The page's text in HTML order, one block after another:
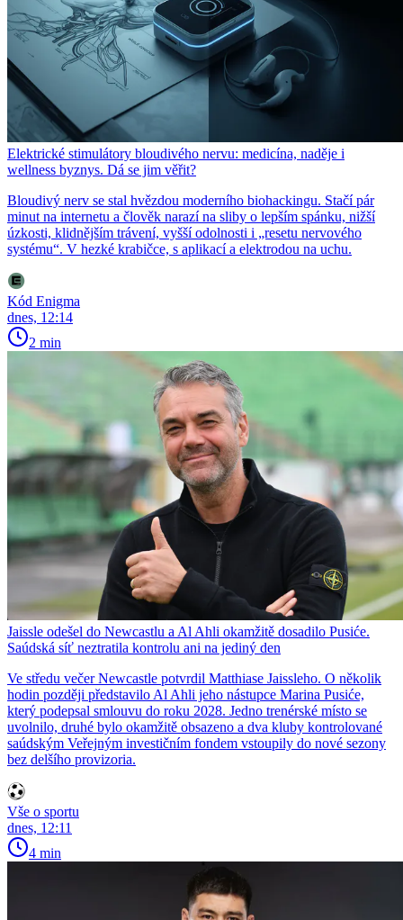
Elektrické stimulátory bloudivého nervu: medicína, naděje i
wellness byznys. Dá se jim věřit?
Bloudivý nerv se stal hvězdou moderního biohackingu. Stačí pár
minut na internetu a člověk narazí na sliby o lepším spánku, nižší
úzkosti, klidnějším trávení, vyšší odolnosti i „resetu nervového
systému“. V hezké krabičce, s aplikací a elektrodou na uchu.
Kód Enigma
dnes, 12:14
2 min
Jaissle odešel do Newcastlu a Al Ahli okamžitě dosadilo Pusiće.
Saúdská síť neztratila kontrolu ani na jediný den
Ve středu večer Newcastle potvrdil Matthiase Jaissleho. O několik
hodin později představilo Al Ahli jeho nástupce Marina Pusiće,
který podepsal smlouvu do roku 2028. Jedno trenérské místo se
uvolnilo, druhé bylo okamžitě obsazeno a dva kluby kontrolované
saúdským Veřejným investičním fondem vstoupily do nové sezony
bez delšího provizoria.
Vše o sportu
dnes, 12:11
4 min